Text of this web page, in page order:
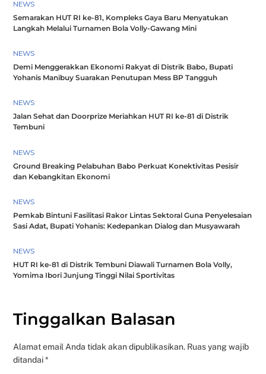
NEWS
Semarakan HUT RI ke-81, Kompleks Gaya Baru Menyatukan
Langkah Melalui Turnamen Bola Volly-Gawang Mini
NEWS
Demi Menggerakkan Ekonomi Rakyat di Distrik Babo, Bupati
Yohanis Manibuy Suarakan Penutupan Mess BP Tangguh
NEWS
Jalan Sehat dan Doorprize Meriahkan HUT RI ke-81 di Distrik
Tembuni
NEWS
Ground Breaking Pelabuhan Babo Perkuat Konektivitas Pesisir
dan Kebangkitan Ekonomi
NEWS
Pemkab Bintuni Fasilitasi Rakor Lintas Sektoral Guna Penyelesaian
Sasi Adat, Bupati Yohanis: Kedepankan Dialog dan Musyawarah
NEWS
HUT RI ke-81 di Distrik Tembuni Diawali Turnamen Bola Volly,
Yomima Ibori Junjung Tinggi Nilai Sportivitas
Tinggalkan Balasan
Alamat email Anda tidak akan dipublikasikan. Ruas yang wajib
ditandai*